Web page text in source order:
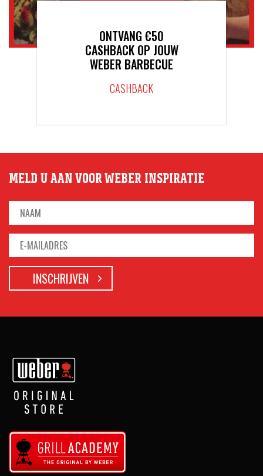
ONTVANG €50
CASHBACK OP JOUW
WEBER BARBECUE
CASHBACK
MELD U AAN VOOR WEBER INSPIRATIE